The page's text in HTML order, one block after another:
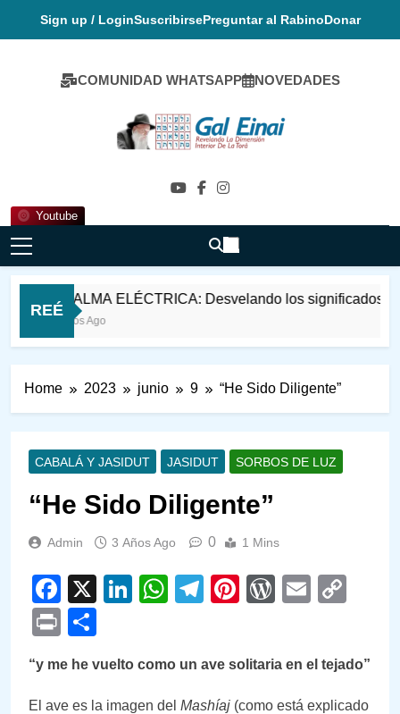
Sign up / LoginSuscribirsePreguntar al RabinoDonar
COMUNIDAD WHATSAPP NOVEDADES
Youtube
Gal Einai En
REÉ
EL ALMA ELÉCTRICA: Desvelando los significados
2 Años Ago
Home 2023 junio 9 “He Sido Diligente”
CABALÁ Y JASIDUT JASIDUT SORBOS DE LUZ
“He Sido Diligente”
Admin 3 Años Ago 0 1 Mins
Facebook
X LinkedIn
WhatsApp
Telegram
PinterestEmail
Print
“y me he vuelto como un ave solitaria en el tejado”
El ave es la imagen del Mashíaj (como está explicado